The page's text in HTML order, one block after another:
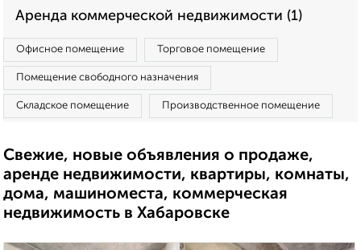
Аренда коммерческой недвижимости (1)
Офисное помещение Торговое помещение
Помещение свободного назначения
Складское помещение Производственное помещение
Свежие, новые объявления о продаже,
аренде недвижимости, квартиры, комнаты,
дома, машиноместа, коммерческая
недвижимость в Хабаровске